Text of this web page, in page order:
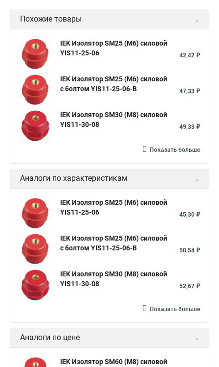
Похожие товары
IEK Изолятор SM25 (М6) силовой
YIS11-25-06
42,42 ₽
IEK Изолятор SM25 (М6) силовой
с болтом YIS11-25-06-B
47,33 ₽
IEK Изолятор SM30 (М8) силовой
YIS11-30-08
49,33 ₽
Показать больше
Аналоги по характеристикам
IEK Изолятор SM25 (М6) силовой
YIS11-25-06
45,30 ₽
IEK Изолятор SM25 (М6) силовой
с болтом YIS11-25-06-B
50,54 ₽
IEK Изолятор SM30 (М8) силовой
YIS11-30-08
52,67 ₽
Показать больше
Аналоги по цене
IEK Изолятор SM60 (М8) силовой